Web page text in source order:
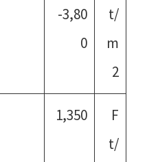
-3,80
0
t/
m
2
1,350
F
t/